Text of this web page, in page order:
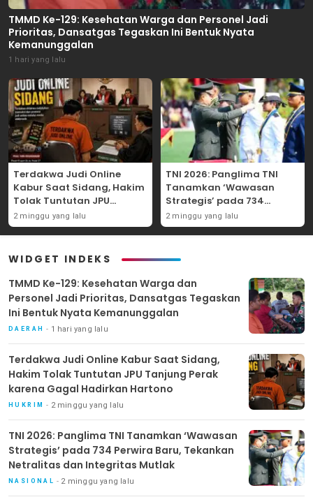
TMMD Ke-129: Kesehatan Warga dan Personel Jadi
Prioritas, Dansatgas Tegaskan Ini Bentuk Nyata
Kemanunggalan
1 hari yang lalu
Terdakwa Judi Online
Kabur Saat Sidang, Hakim
Tolak Tuntutan JPU
Tanjung Perak karena
Gagal Hadirkan Hartono
2 minggu yang lalu
TNI 2026: Panglima TNI
Tanamkan ‘Wawasan
Strategis’ pada 734
Perwira Baru, Tekankan
Netralitas dan Integritas
2 minggu yang lalu
WIDGET INDEKS
TMMD Ke-129: Kesehatan Warga dan
Personel Jadi Prioritas, Dansatgas Tegaskan
Ini Bentuk Nyata Kemanunggalan
DAERAH 1 hari yang lalu
Terdakwa Judi Online Kabur Saat Sidang,
Hakim Tolak Tuntutan JPU Tanjung Perak
karena Gagal Hadirkan Hartono
HUKRIM 2 minggu yang lalu
TNI 2026: Panglima TNI Tanamkan ‘Wawasan
Strategis’ pada 734 Perwira Baru, Tekankan
Netralitas dan Integritas Mutlak
NASIONAL 2 minggu yang lalu